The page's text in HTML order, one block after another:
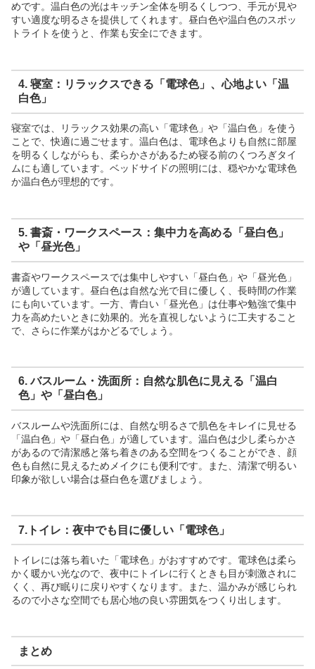
めです。温白色の光はキッチン全体を明るくしつつ、手元が見や
すい適度な明るさを提供してくれます。昼白色や温白色のスポッ
トライトを使うと、作業も安全にできます。
4. 寝室：リラックスできる「電球色」、心地よい「温
白色」
寝室では、リラックス効果の高い「電球色」や「温白色」を使う
ことで、快適に過ごせます。温白色は、電球色よりも自然に部屋
を明るくしながらも、柔らかさがあるため寝る前のくつろぎタイ
ムにも適しています。ベッドサイドの照明には、穏やかな電球色
か温白色が理想的です。
5. 書斎・ワークスペース：集中力を高める「昼白色」
や「昼光色」
書斎やワークスペースでは集中しやすい「昼白色」や「昼光色」
が適しています。昼白色は自然な光で目に優しく、長時間の作業
にも向いています。一方、青白い「昼光色」は仕事や勉強で集中
力を高めたいときに効果的。光を直視しないように工夫すること
で、さらに作業がはかどるでしょう。
6. バスルーム・洗面所：自然な肌色に見える「温白
色」や「昼白色」
バスルームや洗面所には、自然な明るさで肌色をキレイに見せる
「温白色」や「昼白色」が適しています。温白色は少し柔らかさ
があるので清潔感と落ち着きのある空間をつくることができ、顔
色も自然に見えるためメイクにも便利です。また、清潔で明るい
印象が欲しい場合は昼白色を選びましょう。
7.トイレ：夜中でも目に優しい「電球色」
トイレには落ち着いた「電球色」がおすすめです。電球色は柔ら
かく暖かい光なので、夜中にトイレに行くときも目が刺激されに
くく、再び眠りに戻りやすくなります。また、温かみが感じられ
るので小さな空間でも居心地の良い雰囲気をつくり出します。
まとめ